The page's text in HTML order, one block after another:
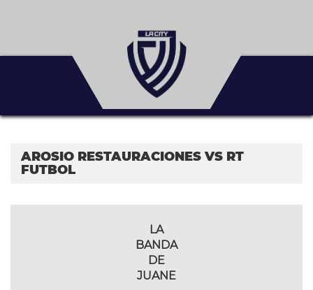
AROSIO RESTAURACIONES VS RT
FUTBOL
LA
BANDA
DE
JUANE